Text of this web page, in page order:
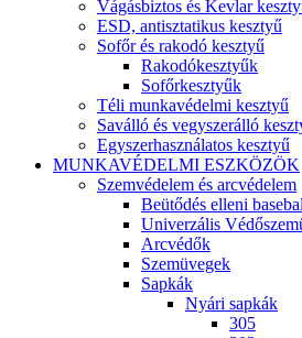
Vágásbiztos és Kevlar
ESD, antisztatikus kesztyű
Sofőr és rakodó kesztyű
Rakodókesztyűk
Sofőrkesztyűk
Téli munkavédelmi kesztyű
Saválló és vegyszerálló
Egyszerhasználatos kesztyű
MUNKAVÉDELMI ESZKÖZÖK
Szemvédelem és arcvédelem
Beütődés elleni
Univerzális
Arcvédők
Szemüvegek
Sapkák
Nyári sapkák
305